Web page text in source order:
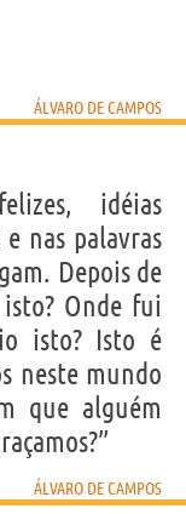
ÁLVARO DE CAMPOS
idéias
nas palavras
Depois de
Onde fui
isto? Isto é
neste mundo
que alguém
ÁLVARO DE CAMPOS